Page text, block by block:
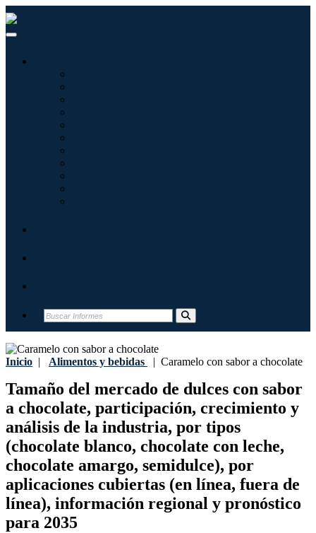
Inicio | Alimentos y bebidas | Caramelo con sabor a chocolate
Tamaño del mercado de dulces con sabor
a chocolate, participación, crecimiento y
análisis de la industria, por tipos
(chocolate blanco, chocolate con leche,
chocolate amargo, semidulce), por
aplicaciones cubiertas (en línea, fuera de
línea), información regional y pronóstico
para 2035